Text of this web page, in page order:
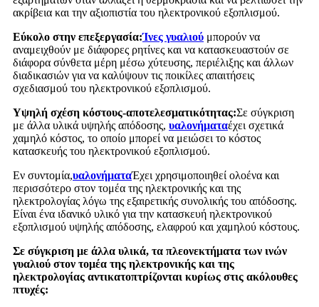
ακρίβεια και την αξιοπιστία του ηλεκτρονικού εξοπλισμού.
Εύκολο στην επεξεργασία:Ίνες γυαλιού μπορούν να
αναμειχθούν με διάφορες ρητίνες και να κατασκευαστούν σε
διάφορα σύνθετα μέρη μέσω χύτευσης, περιέλιξης και άλλων
διαδικασιών για να καλύψουν τις ποικίλες απαιτήσεις
σχεδιασμού του ηλεκτρονικού εξοπλισμού.
Υψηλή σχέση κόστους-αποτελεσματικότητας:Σε σύγκριση
με άλλα υλικά υψηλής απόδοσης, υαλονήματαέχει σχετικά
χαμηλό κόστος, το οποίο μπορεί να μειώσει το κόστος
κατασκευής του ηλεκτρονικού εξοπλισμού.
Εν συντομία,υαλονήματαΈχει χρησιμοποιηθεί ολοένα και
περισσότερο στον τομέα της ηλεκτρονικής και της
ηλεκτρολογίας λόγω της εξαιρετικής συνολικής του απόδοσης.
Είναι ένα ιδανικό υλικό για την κατασκευή ηλεκτρονικού
εξοπλισμού υψηλής απόδοσης, ελαφρού και χαμηλού κόστους.
Σε σύγκριση με άλλα υλικά, τα πλεονεκτήματα των ινών
γυαλιού στον τομέα της ηλεκτρονικής και της
ηλεκτρολογίας αντικατοπτρίζονται κυρίως στις ακόλουθες
πτυχές: